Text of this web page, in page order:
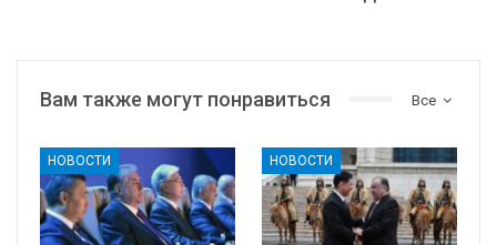
Все
Вам также могут понравиться
НОВОСТИ НОВОСТИ